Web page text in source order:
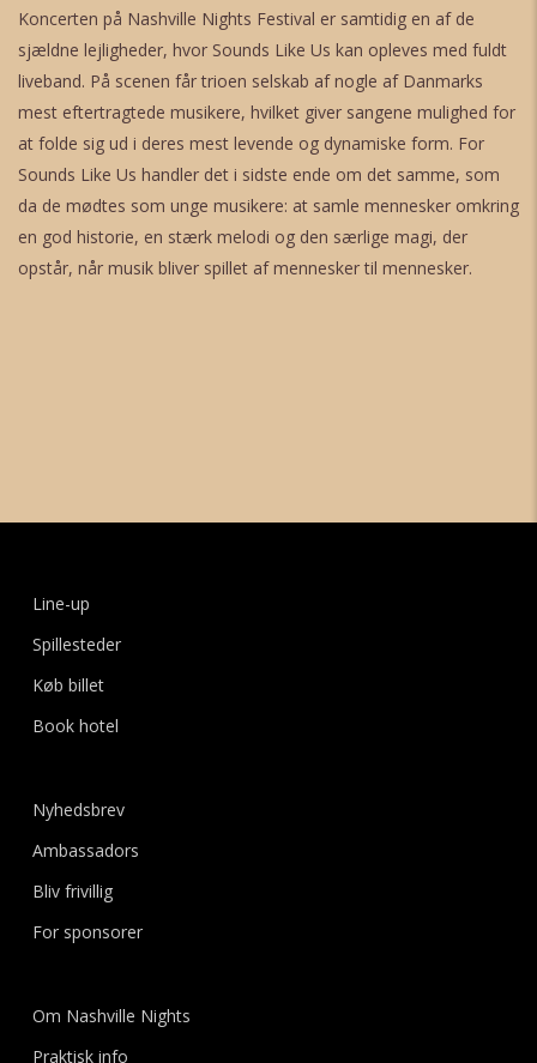
Koncerten på Nashville Nights Festival er samtidig en af de
sjældne lejligheder, hvor Sounds Like Us kan opleves med fuldt
liveband. På scenen får trioen selskab af nogle af Danmarks
mest eftertragtede musikere, hvilket giver sangene mulighed for
at folde sig ud i deres mest levende og dynamiske form. For
Sounds Like Us handler det i sidste ende om det samme, som
da de mødtes som unge musikere: at samle mennesker omkring
en god historie, en stærk melodi og den særlige magi, der
opstår, når musik bliver spillet af mennesker til mennesker.
Line-up
Spillesteder
Køb billet
Book hotel
Nyhedsbrev
Ambassadors
Bliv frivillig
For sponsorer
Om Nashville Nights
Praktisk info